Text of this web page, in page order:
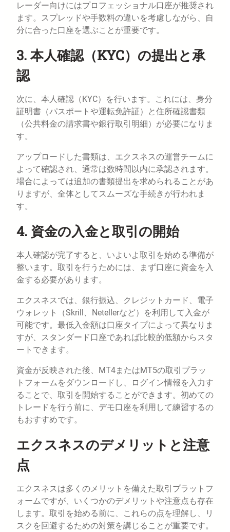
レーダー向けにはプロフェッショナル口座が推奨され
ます。スプレッドや手数料の違いを考慮しながら、自
分に合った口座を選ぶことが重要です。
3. 本人確認（KYC）の提出と承
認
次に、本人確認（KYC）を行います。これには、身分
証明書（パスポートや運転免許証）と住所確認書類
（公共料金の請求書や銀行取引明細）が必要になりま
す。
アップロードした書類は、エクスネスの運営チームに
よって確認され、通常は数時間以内に承認されます。
場合によっては追加の書類提出を求められることがあ
りますが、全体としてスムーズな手続きが行われま
す。
4. 資金の入金と取引の開始
本人確認が完了すると、いよいよ取引を始める準備が
整います。取引を行うためには、まず口座に資金を入
金する必要があります。
エクスネスでは、銀行振込、クレジットカード、電子
ウォレット（Skrill、Netellerなど）を利用して入金が
可能です。最低入金額は口座タイプによって異なりま
すが、スタンダード口座であれば比較的低額からスタ
ートできます。
資金が反映された後、MT4またはMT5の取引プラッ
トフォームをダウンロードし、ログイン情報を入力す
ることで、取引を開始することができます。初めての
トレードを行う前に、デモ口座を利用して練習するの
もおすすめです。
エクスネスのデメリットと注意
点
エクスネスは多くのメリットを備えた取引プラットフ
ォームですが、いくつかのデメリットや注意点も存在
します。取引を始める前に、これらの点を理解し、リ
スクを回避するための対策を講じることが重要です。